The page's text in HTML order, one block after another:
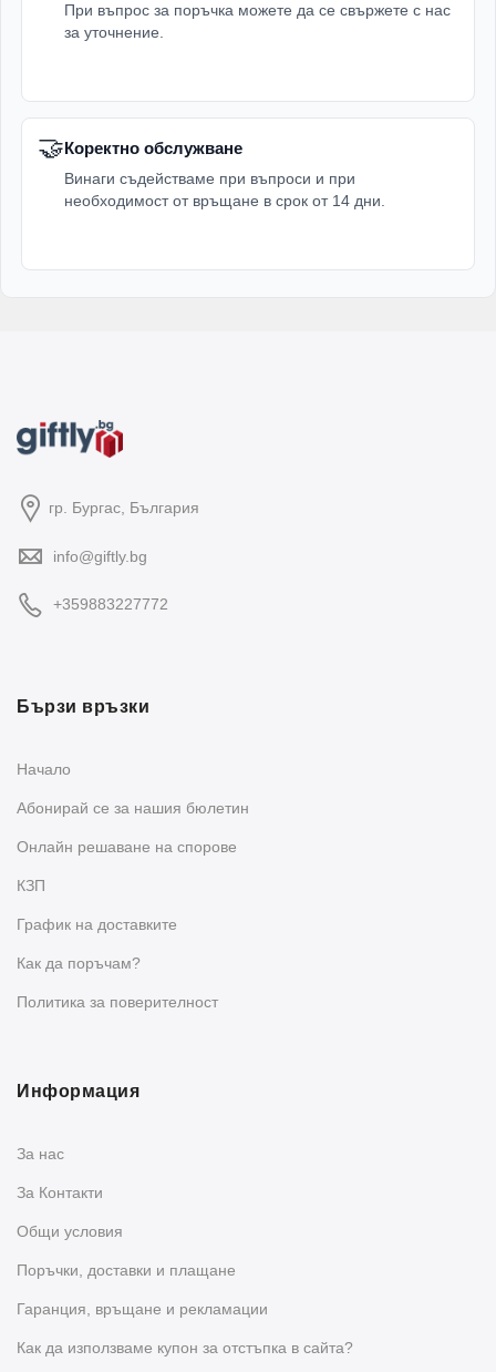
При въпрос за поръчка можете да се свържете с нас
за уточнение.
🤝Коректно обслужване
Винаги съдействаме при въпроси и при
необходимост от връщане в срок от 14 дни.
гр. Бургас, България
info@giftly.bg
+359883227772
Бързи връзки
Начало
Абонирай се за нашия бюлетин
Oнлайн решаване на спорове
КЗП
График на доставките
Как да поръчам?
Политика за поверителност
Информация
За нас
За Контакти
Общи условия
Поръчки, доставки и плащане
Гаранция, връщане и рекламации
Как да използваме купон за отстъпка в сайта?